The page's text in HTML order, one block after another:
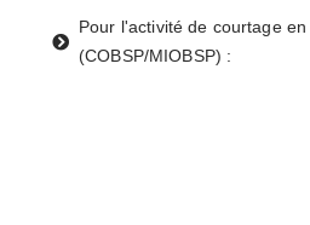
Pour l'activité de courtage
(COBSP/MIOBSP) :